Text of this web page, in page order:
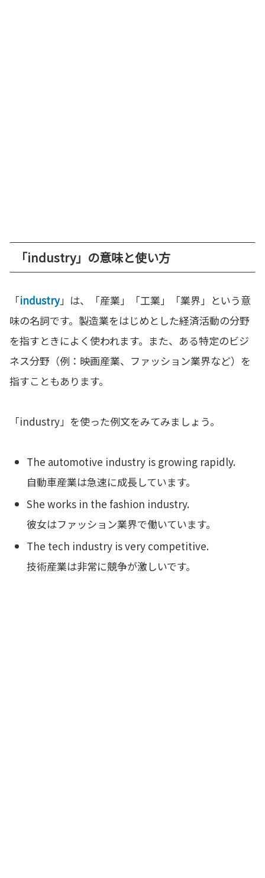
「industry」の意味と使い方
「industry」は、「産業」「工業」「業界」という意
味の名詞です。製造業をはじめとした経済活動の分野
を指すときによく使われます。また、ある特定のビジ
ネス分野（例：映画産業、ファッション業界など）を
指すこともあります。
「industry」を使った例文をみてみましょう。
The automotive industry is growing rapidly.
自動車産業は急速に成長しています。
She works in the fashion industry.
彼女はファッション業界で働いています。
The tech industry is very competitive.
技術産業は非常に競争が激しいです。